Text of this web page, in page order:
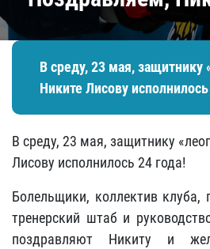
В среду, 23 мая, защитнику
Никите Лисову
В среду, 23 мая, защитнику
Лисову исполнилось 24 года!
Болельщики, коллектив клуба,
тренерский штаб и
поздравляют Никиту и